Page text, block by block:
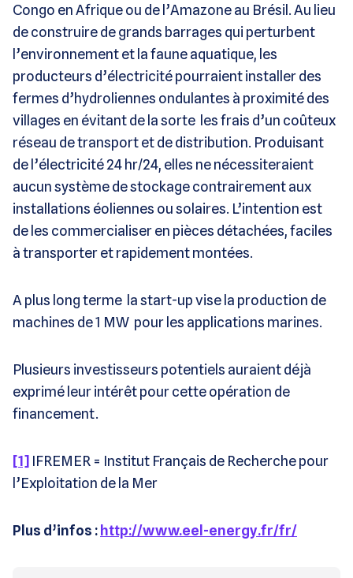
Congo en Afrique ou de l’Amazone au Brésil. Au lieu
de construire de grands barrages qui perturbent
l’environnement et la faune aquatique, les
producteurs d’électricité pourraient installer des
fermes d’hydroliennes ondulantes à proximité des
villages en évitant de la sorte les frais d’un coûteux
réseau de transport et de distribution. Produisant
de l’électricité 24 hr/24, elles ne nécessiteraient
aucun système de stockage contrairement aux
installations éoliennes ou solaires. L’intention est
de les commercialiser en pièces détachées, faciles
à transporter et rapidement montées.
A plus long terme la start-up vise la production de
machines de 1 MW pour les applications marines.
Plusieurs investisseurs potentiels auraient déjà
exprimé leur intérêt pour cette opération de
financement.
[1] IFREMER = Institut Français de Recherche pour
l’Exploitation de la Mer
Plus d’infos : http://www.eel-energy.fr/fr/